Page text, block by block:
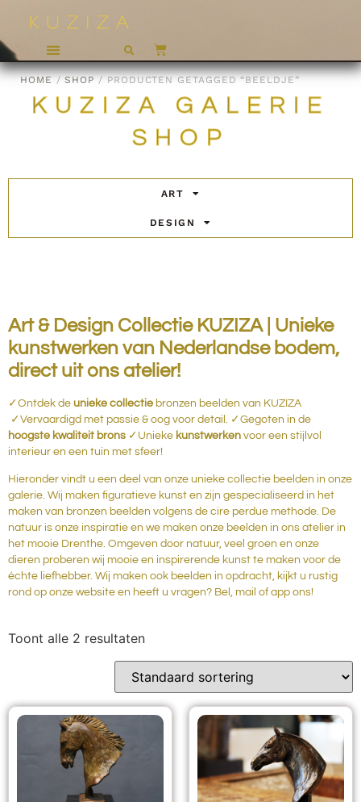
HOME /SHOP / PRODUCTEN GETAGGED “BEELDJE”
KUZIZA GALERIE
SHOP
ART
DESIGN
Art & Design Collectie KUZIZA | Unieke
kunstwerken van Nederlandse bodem,
direct uit ons atelier!
✓Ontdek de unieke collectie bronzen beelden van KUZIZA
✓Vervaardigd met passie & oog voor detail. ✓Gegoten in de
hoogste kwaliteit brons ✓Unieke kunstwerken voor een stijlvol
interieur en een tuin met sfeer!
Hieronder vindt u een deel van onze unieke collectie beelden in onze
galerie. Wij maken figuratieve kunst en zijn gespecialiseerd in het
maken van bronzen beelden volgens de cire perdue methode. De
natuur is onze inspiratie en we maken onze beelden in ons atelier in
het mooie Drenthe. Omgeven door natuur, veel groen en onze
dieren proberen wij mooie en inspirerende kunst te maken voor de
échte liefhebber. Wij maken ook beelden in opdracht, kijkt u rustig
rond op onze website en heeft u vragen? Bel, mail of app ons!
Toont alle 2 resultaten